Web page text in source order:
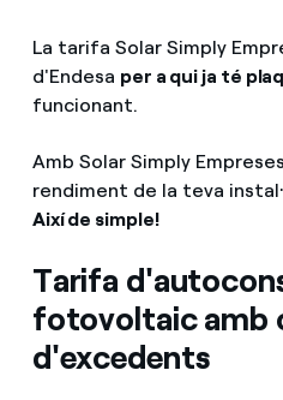
La tarifa Solar Simply
d'Endesa per a qui ja té
funcionant.
Amb Solar Simply
rendiment de la teva
Així de simple!
Tarifa
fotovoltaic amb
d'excedents